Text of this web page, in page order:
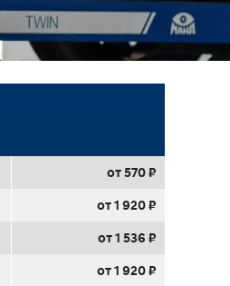
от 570 ₽
от 1 920 ₽
от 1 536 ₽
от 1 920 ₽